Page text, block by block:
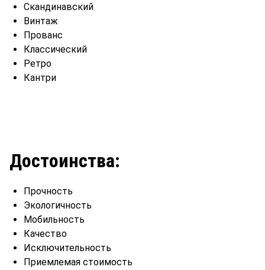
Скандинавский
Винтаж
Прованс
Классический
Ретро
Кантри
Достоинства:
Прочность
Экологичность
Мобильность
Качество
Исключительность
Приемлемая стоимость